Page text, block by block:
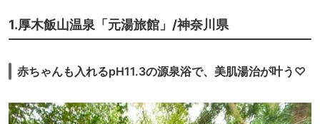
1.厚木飯山温泉「元湯旅館」/神奈川県
赤ちゃんも入れるpH11.3の源泉浴で、美肌湯治が叶う♡